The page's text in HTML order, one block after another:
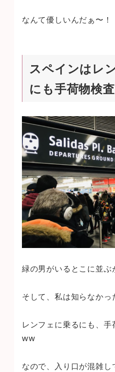
なんて優しいんだぁ〜！
スペインはレ
にも手荷物検
緑の男がいるとこに並
そして、私は知らなかっ
レンフェに乗るにも、
ww
なので、入り口が混雑